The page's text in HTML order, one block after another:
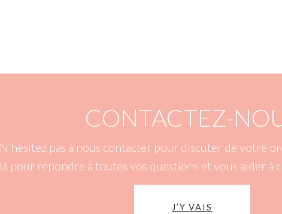
CONTACTEZ-
N’hésitez pas à nous contacter pour discuter de votre
là pour répondre à toutes vos questions et vous aider à
J’Y VAIS